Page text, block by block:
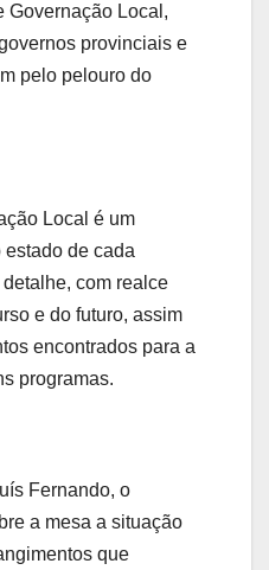
Governação Local,
provinciais e
pelo pelouro do
Local é um
de cada
com realce
e do futuro, assim
encontrados para a
programas.
Fernando, o
a mesa a situação
que